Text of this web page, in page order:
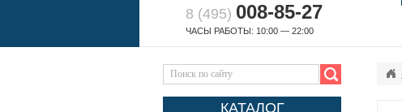
8 (495) 008-85-27
ЧАСЫ РАБОТЫ: 10:00 — 22:00
КАТАЛОГ